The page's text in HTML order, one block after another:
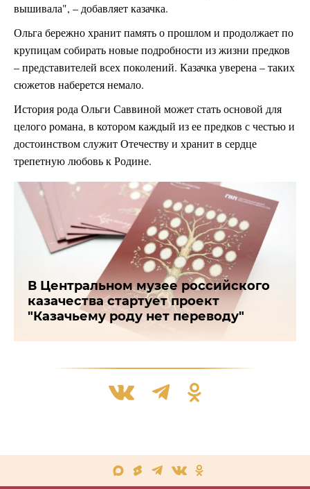
вышивала", – добавляет казачка.
Ольга бережно хранит память о прошлом и продолжает по
крупицам собирать новые подробности из жизни предков
– представителей всех поколений. Казачка уверена – таких
сюжетов наберется немало.
История рода Ольги Саввиной может стать основой для
целого романа, в котором каждый из ее предков с честью и
достоинством служит Отечеству и хранит в сердце
трепетную любовь к Родине.
В Центральном музее российского
казачества стартует проект
"Казачьему роду нет переводу"